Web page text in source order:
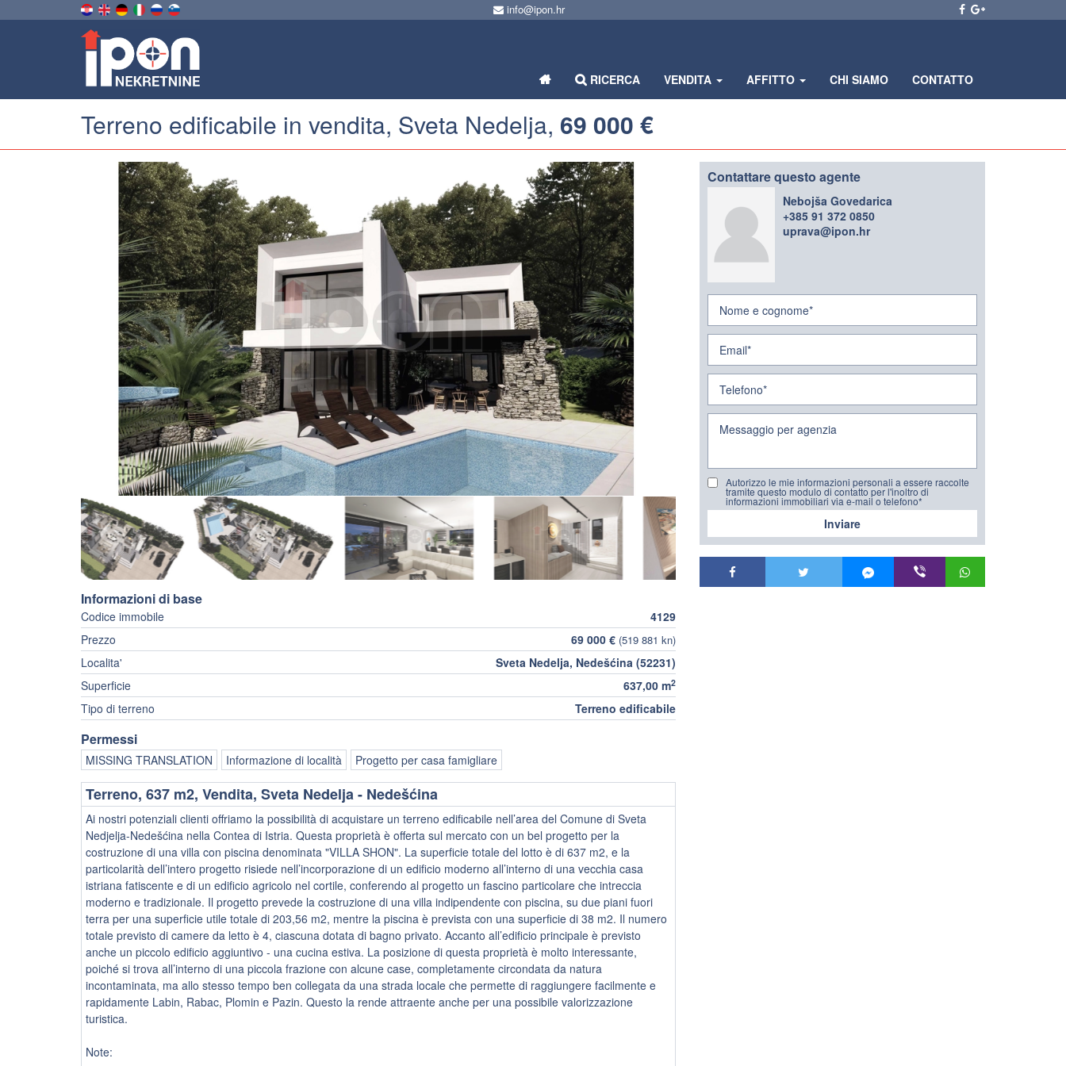
info@ipon.hr
RICERCA VENDITA AFFITTO CHI SIAMO CONTATTO
Terreno edificabile in vendita, Sveta Nedelja, 69 000 €
Informazioni di base
Codice immobile
4129
Prezzo
69 000 € (519 881 kn)
Localita'
Sveta Nedelja, Nedešćina (52231)
Superficie
637,00 m2
Tipo di terreno Terreno edificabile
Permessi
MISSING TRANSLATION Informazione di località Progetto per casa famigliare
Terreno, 637 m2, Vendita, Sveta Nedelja - Nedešćina
Ai nostri potenziali clienti offriamo la possibilità di acquistare un terreno edificabile nell’area del Comune di Sveta
Nedjelja-Nedešćina nella Contea di Istria. Questa proprietà è offerta sul mercato con un bel progetto per la
costruzione di una villa con piscina denominata "VILLA SHON". La superficie totale del lotto è di 637 m2, e la
particolarità dell’intero progetto risiede nell’incorporazione di un edificio moderno all’interno di una vecchia casa
istriana fatiscente e di un edificio agricolo nel cortile, conferendo al progetto un fascino particolare che intreccia
moderno e tradizionale. Il progetto prevede la costruzione di una villa indipendente con piscina, su due piani fuori
terra per una superficie utile totale di 203,56 m2, mentre la piscina è prevista con una superficie di 38 m2. Il numero
totale previsto di camere da letto è 4, ciascuna dotata di bagno privato. Accanto all’edificio principale è previsto
anche un piccolo edificio aggiuntivo - una cucina estiva. La posizione di questa proprietà è molto interessante,
poiché si trova all’interno di una piccola frazione con alcune case, completamente circondata da natura
incontaminata, ma allo stesso tempo ben collegata da una strada locale che permette di raggiungere facilmente e
rapidamente Labin, Rabac, Plomin e Pazin. Questo la rende attraente anche per una possibile valorizzazione
turistica.
Note:
Contattare questo agente
Nebojša Govedarica
+385 91 372 0850
uprava@ipon.hr
Autorizzo le mie informazioni personali a essere raccolte
tramite questo modulo di contatto per l'inoltro di
informazioni immobiliari via e-mail o telefono*
Inviare